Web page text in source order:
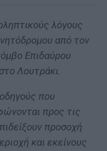
λόγους
από τον
Επιδαύρου
Λουτράκι.
που
προς τις
προσοχή
και εκείνους